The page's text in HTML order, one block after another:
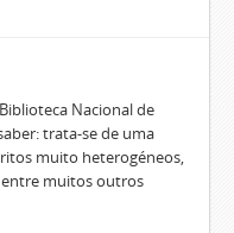
Nacional de
trata-se de uma
muito heterogéneos,
entre muitos outros